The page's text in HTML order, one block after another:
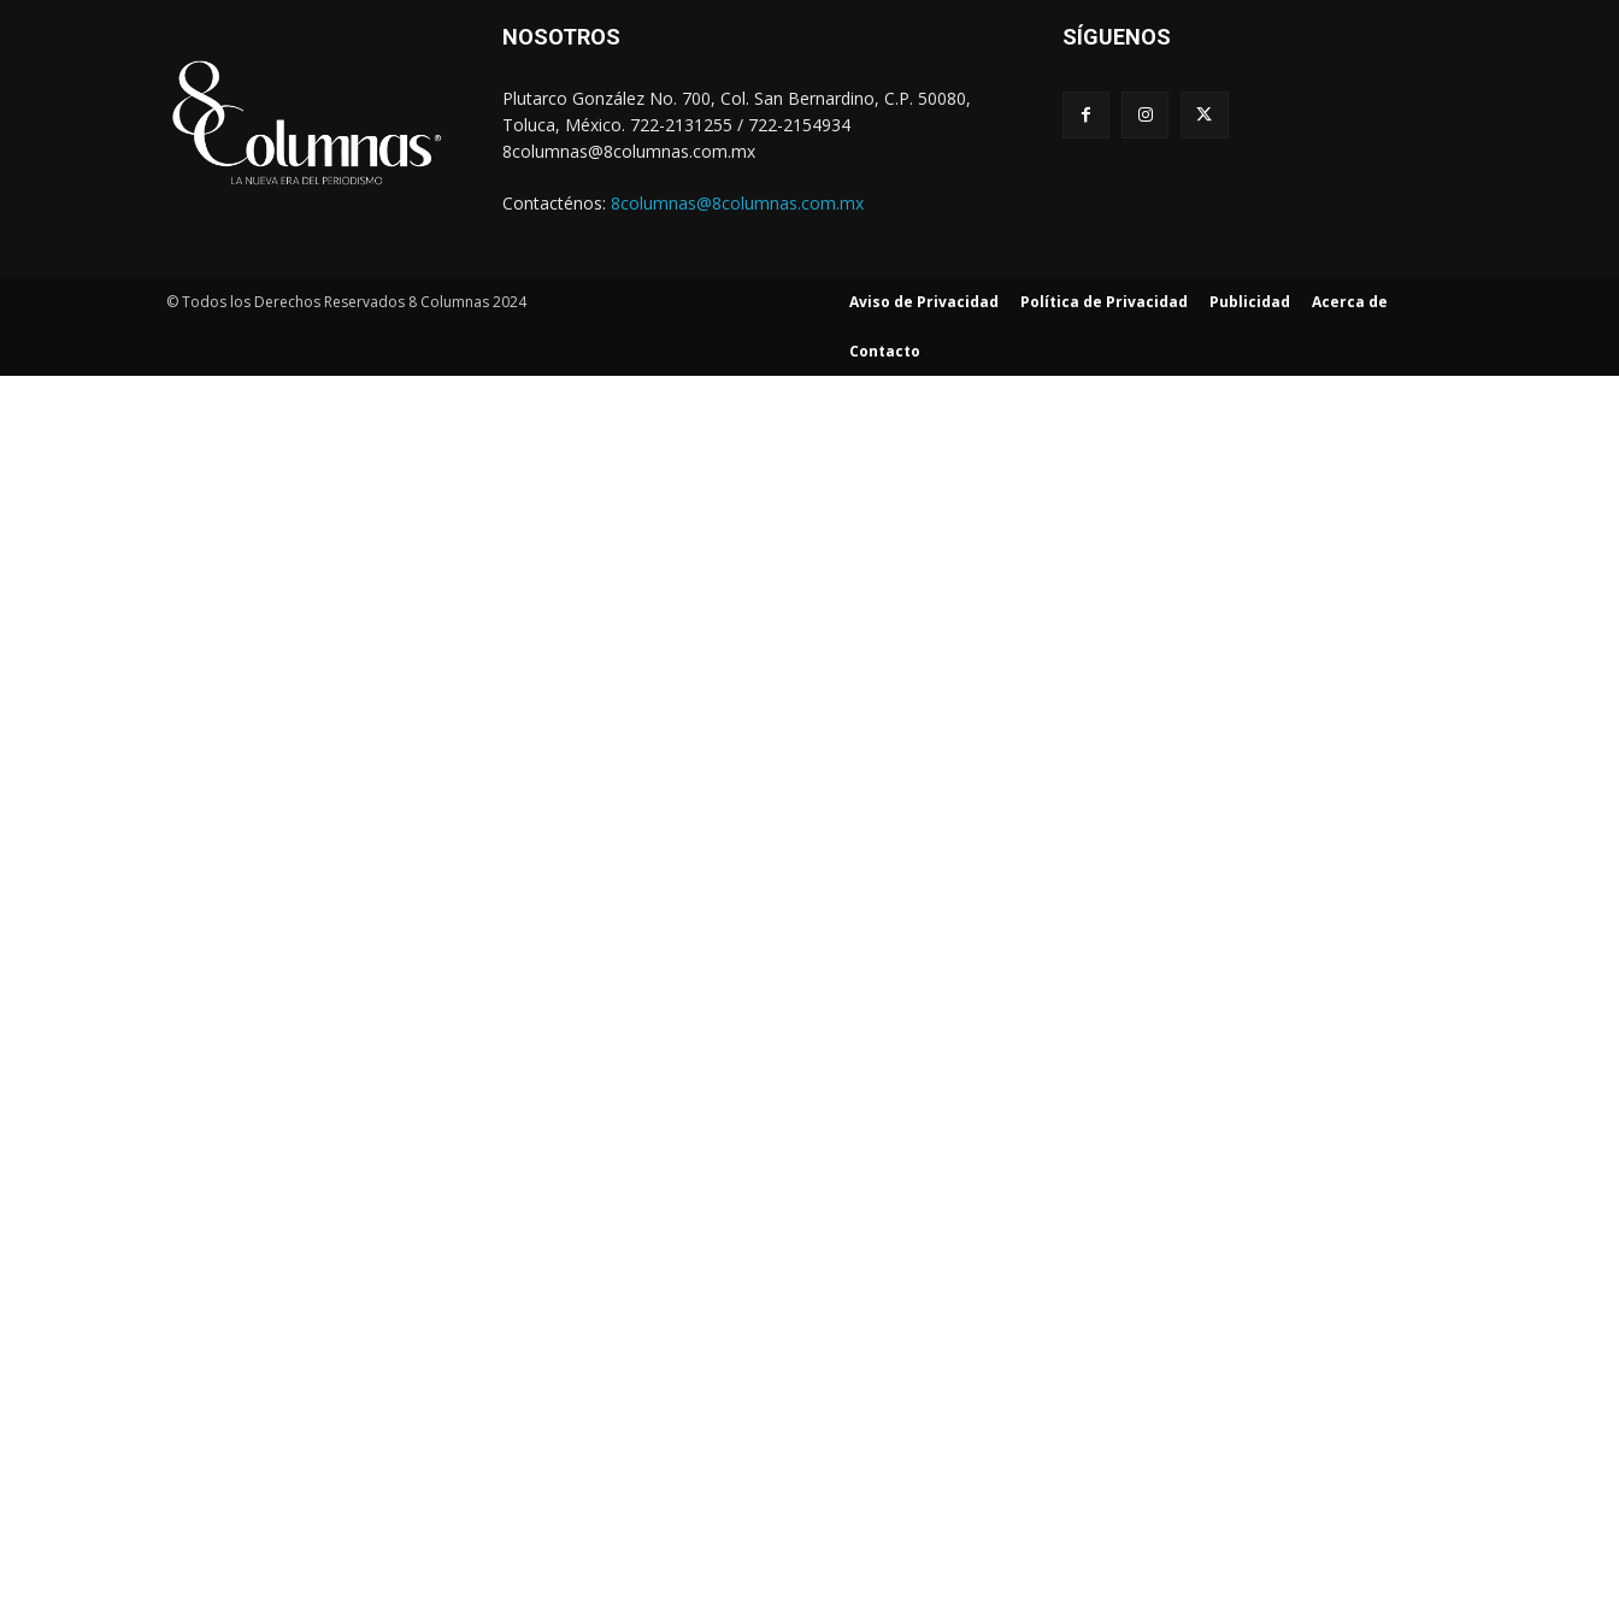
NOSOTROS
Plutarco González No. 700, Col. San Bernardino, C.P. 50080,
Toluca, México. 722-2131255 / 722-2154934
8columnas@8columnas.com.mx
Contacténos: 8columnas@8columnas.com.mx
SÍGUENOS
© Todos los Derechos Reservados 8 Columnas 2024 Aviso de Privacidad Política de Privacidad Publicidad Acerca de
Contacto